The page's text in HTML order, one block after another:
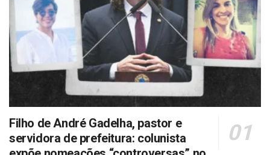
Filho de André Gadelha, pastor e
servidora de prefeitura: colunista